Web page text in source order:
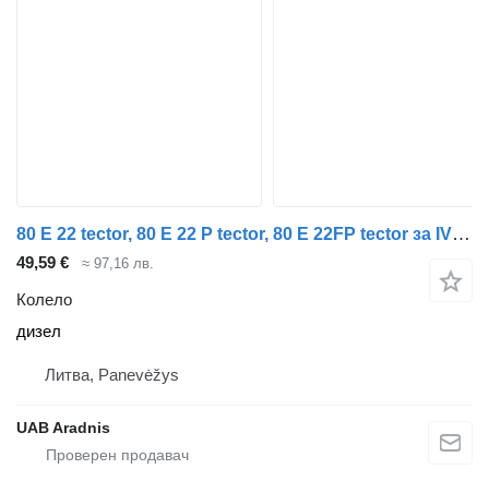
80 E 22 tector, 80 E 22 P tector, 80 E 22FP tector за IVECO EuroCargo I-III
49,59 € ≈ 97,16 лв.
Колело
дизел
Литва, Panevėžys
UAB Aradnis